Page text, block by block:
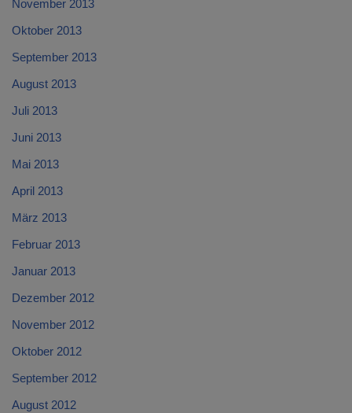
November 2013
Oktober 2013
September 2013
August 2013
Juli 2013
Juni 2013
Mai 2013
April 2013
März 2013
Februar 2013
Januar 2013
Dezember 2012
November 2012
Oktober 2012
September 2012
August 2012